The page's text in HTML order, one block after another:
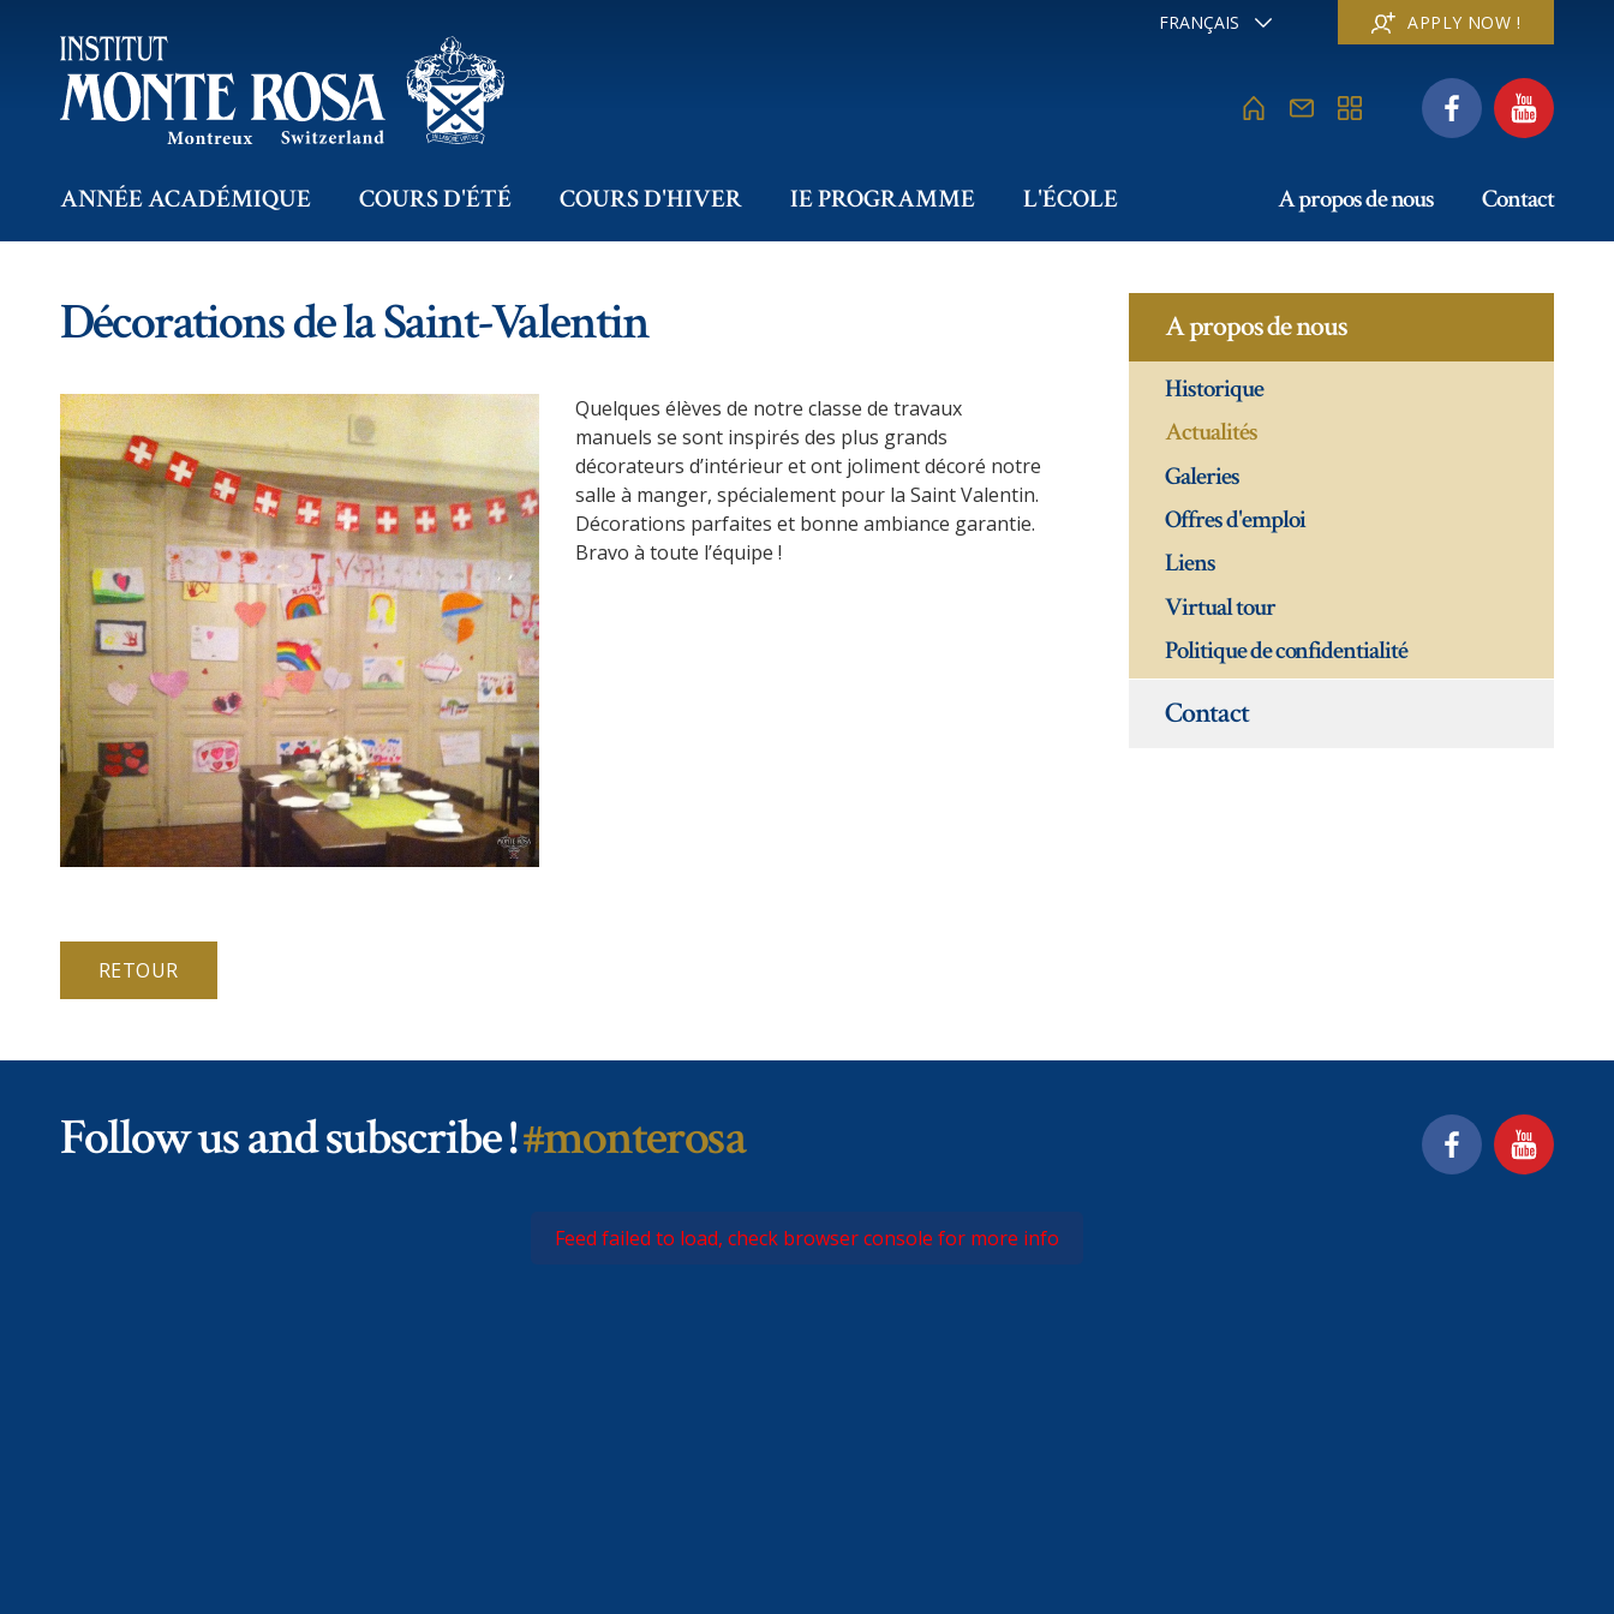
FRANÇAIS
APPLY NOW !
ANNÉE ACADÉMIQUE COURS D'ÉTÉ COURS D'HIVER IE PROGRAMME L'ÉCOLE A propos de nous Contact
Décorations de la Saint-Valentin
Quelques élèves de notre classe de travaux
manuels se sont inspirés des plus grands
décorateurs d’intérieur et ont joliment décoré notre
salle à manger, spécialement pour la Saint Valentin.
Décorations parfaites et bonne ambiance garantie.
Bravo à toute l’équipe !
RETOUR
A propos de nous
Historique
Actualités
Galeries
Offres d'emploi
Liens
Virtual tour
Politique de confidentialité
Contact
Follow us and subscribe !#monterosa
Feed failed to load, check browser console for more info